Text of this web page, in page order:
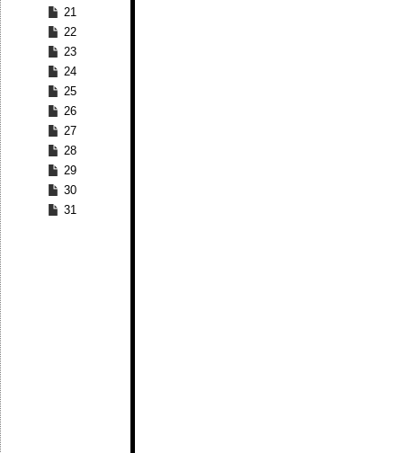
21
22
23
24
25
26
27
28
29
30
31